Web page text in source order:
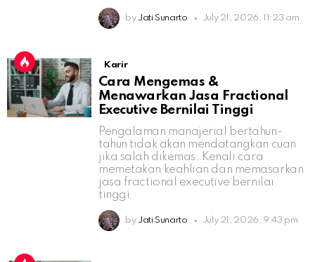
by Jati Sunarto July 21, 2026, 11:23 am
Karir
Cara Mengemas &
Menawarkan Jasa Fractional
Executive Bernilai Tinggi
Pengalaman manajerial bertahun-
tahun tidak akan mendatangkan cuan
jika salah dikemas. Kenali cara
memetakan keahlian dan memasarkan
jasa fractional executive bernilai
tinggi.
by Jati Sunarto July 21, 2026, 9:43 pm